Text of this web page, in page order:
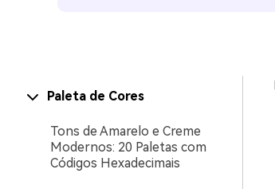
Paleta de Cores
Tons de Amarelo e Creme
Modernos: 20 Paletas com
Códigos Hexadecimais